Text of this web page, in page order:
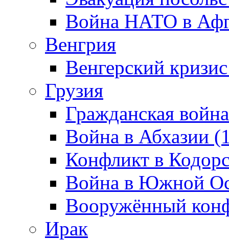
Война НАТО в
Венгрия
Венгерский
Грузия
Гражданская
Война в Абхазии
Конфликт в
Война в Южной
Вооружённый
Ирак